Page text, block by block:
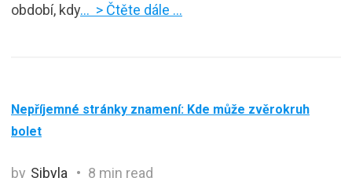
období, kdy… > Čtěte dále …
Nepříjemné stránky znamení: Kde může zvěrokruh
bolet
by Sibyla 8 min read